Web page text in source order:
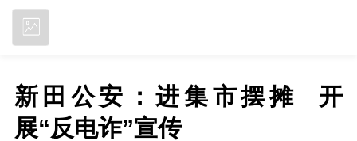
新田公安：进集市摆摊  开
展“反电诈”宣传